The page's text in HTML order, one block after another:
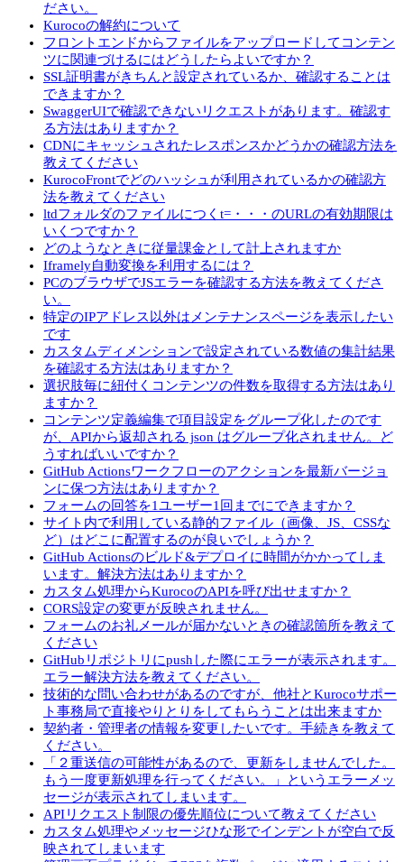
ださい。
Kurocoの解約について
フロントエンドからファイルをアップロードしてコンテン
ツに関連づけるにはどうしたらよいですか？
SSL証明書がきちんと設定されているか、確認することは
できますか？
SwaggerUIで確認できないリクエストがあります。確認す
る方法はありますか？
CDNにキャッシュされたレスポンスかどうかの確認方法を
教えてください
KurocoFrontでどのハッシュが利用されているかの確認方
法を教えてください
ltdフォルダのファイルにつくt=・・・のURLの有効期限は
いくつですか？
どのようなときに従量課金として計上されますか
Iframely自動変換を利用するには？
PCのブラウザでJSエラーを確認する方法を教えてくださ
い。
特定のIPアドレス以外はメンテナンスページを表示したい
です
カスタムディメンションで設定されている数値の集計結果
を確認する方法はありますか？
選択肢毎に紐付くコンテンツの件数を取得する方法はあり
ますか？
コンテンツ定義編集で項目設定をグループ化したのです
が、APIから返却される json はグループ化されません。ど
うすればいいですか？
GitHub Actionsワークフローのアクションを最新バージョ
ンに保つ方法はありますか？
フォームの回答を1ユーザー1回までにできますか？
サイト内で利用している静的ファイル（画像、JS、CSSな
ど）はどこに配置するのが良いでしょうか？
GitHub Actionsのビルド&デプロイに時間がかかってしま
います。解決方法はありますか？
カスタム処理からKurocoのAPIを呼び出せますか？
CORS設定の変更が反映されません。
フォームのお礼メールが届かないときの確認箇所を教えて
ください
GitHubリポジトリにpushした際にエラーが表示されます。
エラー解決方法を教えてください。
技術的な問い合わせがあるのですが、他社とKurocoサポー
ト事務局で直接やりとりをしてもらうことは出来ますか
契約者・管理者の情報を変更したいです。手続きを教えて
ください。
「２重送信の可能性があるので、更新をしませんでした。
もう一度更新処理を行ってください。」というエラーメッ
セージが表示されてしまいます。
APIリクエスト制限の優先順位について教えてください
カスタム処理やメッセージひな形でインデントが空白で反
映されてしまいます